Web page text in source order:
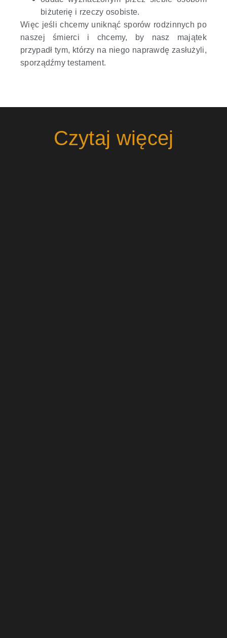
biżuterię i rzeczy osobiste.
Więc jeśli chcemy uniknąć sporów rodzinnych po
naszej śmierci i chcemy, by nasz majątek
przypadł tym, którzy na niego naprawdę zasłużyli,
sporządźmy testament.
Czytaj więcej